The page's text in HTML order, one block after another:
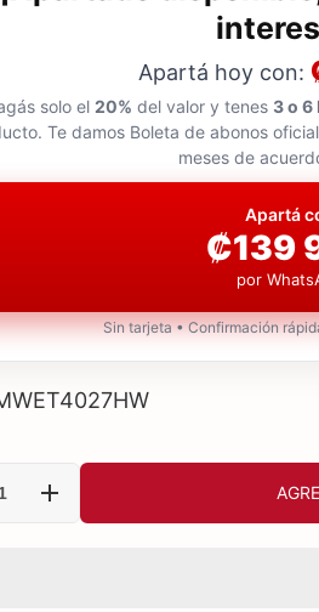
Apartá hoy con:
solo el 20% del valor y tenes 3 o 6
Te damos Boleta de abonos
meses de
Apartá
₡139
por
Sin tarjeta • Confirmación
Aumentar
cantidad